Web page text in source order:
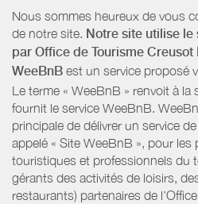
Nous sommes heureux de vous
de notre site. Notre site utilise le
par Office de Tourisme Creusot
WeeBnB est un service proposé
Le terme « WeeBnB » renvoit à la
fournit le service WeeBnB.
principale de délivrer un service
appelé « Site WeeBnB », pour
touristiques et professionnels du
gérants des activités de loisirs,
restaurants) partenaires de